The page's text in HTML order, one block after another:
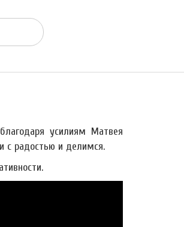
усилиям Матвея
с радостью и делимся.